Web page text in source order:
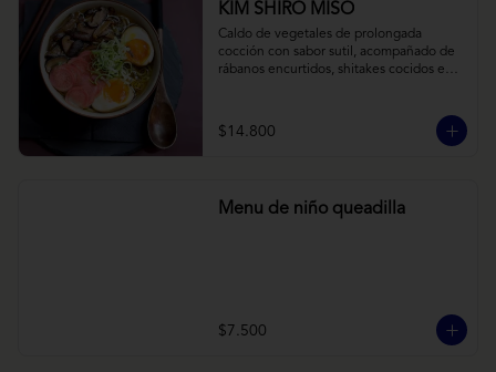
KIM SHIRO MISO
Caldo de vegetales de prolongada
cocción con sabor sutil, acompañado de
rábanos encurtidos, shitakes cocidos en
vegana) y los infaltables fideos de ramen.
$14.800
Menu de niño queadilla
$7.500